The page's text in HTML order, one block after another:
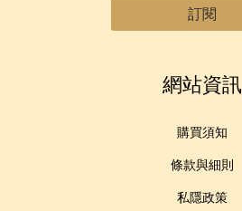
訂閱
網站資訊
購買須知
條款與細則
私隱政策